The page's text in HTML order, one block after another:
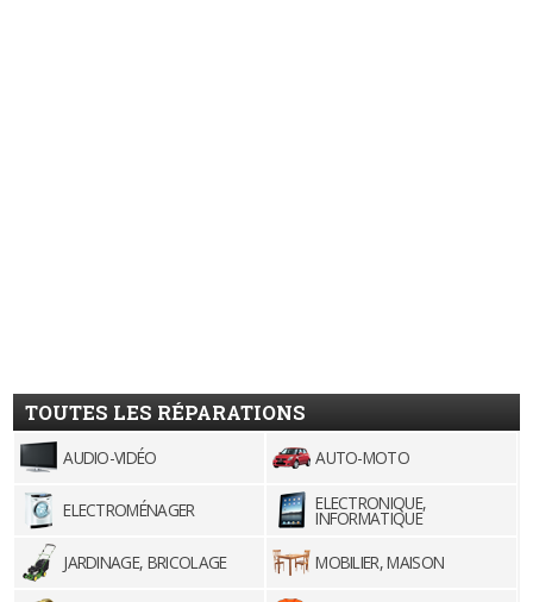
TOUTES LES RÉPARATIONS
AUDIO-VIDÉO AUTO-MOTO
ELECTROMÉNAGER ELECTRONIQUE,
INFORMATIQUE
JARDINAGE, BRICOLAGE
MOBILIER, MAISON